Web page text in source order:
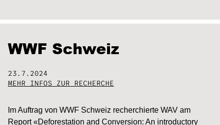
WWF Schweiz
23.7.2024
MEHR INFOS ZUR RECHERCHE
Im Auftrag von WWF Schweiz recherchierte WAV am
Report «Deforestation and Conversion: An introductory